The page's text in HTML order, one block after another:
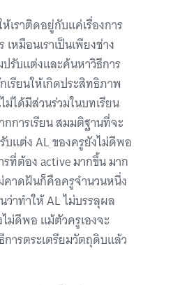
เราติดอยู่กับแค่เรื่องการ
หมือนเราเป็นเพียงช่าง
รับแต่งและค้นหาวิธีการ
รียนให้เกิดประสิทธิภาพ
ได้มีส่วนร่วมในบทเรียน
การเรียน สมมติฐานที่จะ
บแต่ง AL ของครูยังไม่ดีพอ
ที่ต้อง active มากขึ้น มาก
าดฝันก็คือครูจำนวนหนึ่ง
ว่าทำให้ AL ไม่บรรลุผล
ม่ดีพอ แม้ตัวครูเองจะ
ารตระเตรียมวัตถุดิบแล้ว